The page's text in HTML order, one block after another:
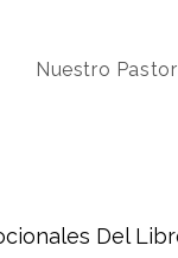
Nuestro Pastor